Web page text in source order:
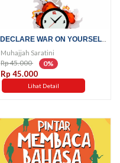
Muhajjah Saratini
Rp 45.000 0%
Rp 45.000
Lihat Detail